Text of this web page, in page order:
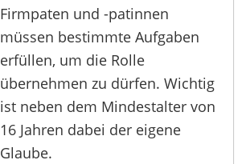
Firmpaten und -patinnen
müssen bestimmte Aufgaben
erfüllen, um die Rolle
übernehmen zu dürfen. Wichtig
ist neben dem Mindestalter von
16 Jahren dabei der eigene
Glaube.